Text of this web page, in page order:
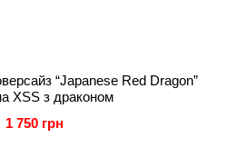
“Japanese Red Dragon”
XSS з драконом
1 750 грн